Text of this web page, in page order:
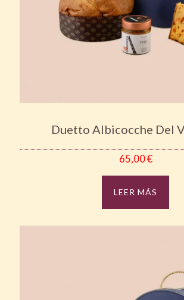
Duetto Albicocche Del
65,00€
LEER MÁS